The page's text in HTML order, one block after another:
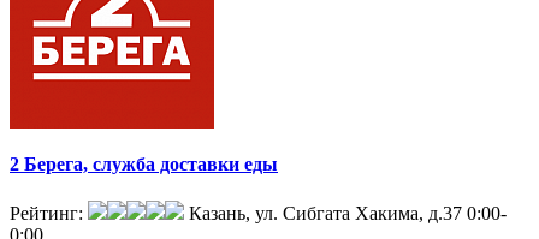
2 Берега, служба доставки еды
Рейтинг: Казань, ул. Сибгата Хакима, д.37 0:00-